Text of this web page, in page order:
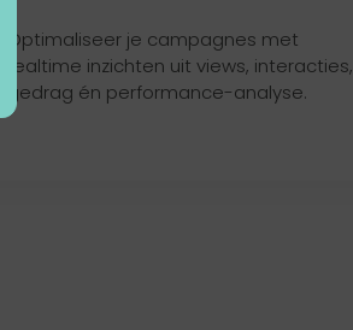
Optimaliseer je campagnes met
realtime inzichten uit views, interacties,
gedrag én performance-analyse.